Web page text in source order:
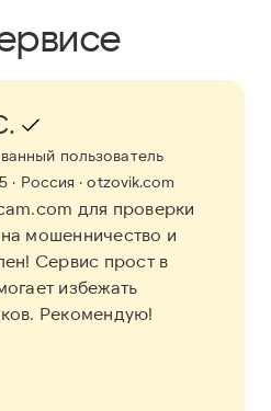
пользователь
· Россия · otzovik.com
для проверки
мошенничество и
Сервис прост в
избежать
Рекомендую!